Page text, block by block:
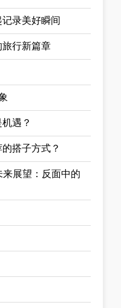
录美好瞬间
行新篇章
遇？
搭子方式？
展望：反面中的